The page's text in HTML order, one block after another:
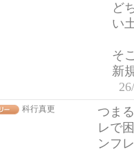
ど
い
そ
新
科行真更
つま
レで
ンフ